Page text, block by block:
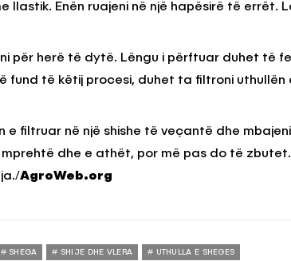
llastik. Enën ruajeni në një hapësirë të errët.
për herë të dytë. Lëngu i përftuar duhet të
fund të këtij procesi, duhet ta filtroni uthullën
e filtruar në një shishe të veçantë dhe
dhe e athët, por më pas do të
AgroWeb.org
SHEGA SHIJE DHE VLERA UTHULLA E SHEGES